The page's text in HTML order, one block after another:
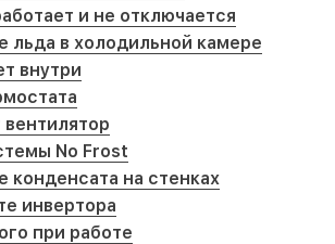
и не отключается
льда в холодильной камере
внутри
No Frost
конденсата на стенках
инвертора
при работе